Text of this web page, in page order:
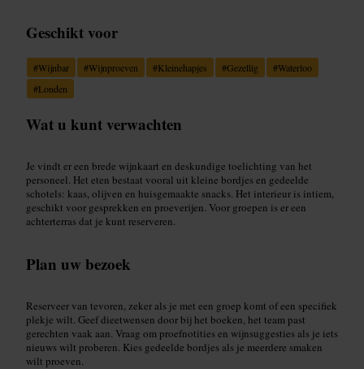
Geschikt voor
#Wijnbar #Wijnproeven #Kleinehapjes #Gezellig #Waterloo
#Londen
Wat u kunt verwachten
Je vindt er een brede wijnkaart en deskundige toelichting van het
personeel. Het eten bestaat vooral uit kleine bordjes en gedeelde
schotels: kaas, olijven en huisgemaakte snacks. Het interieur is intiem,
geschikt voor gesprekken en proeverijen. Voor groepen is er een
achterterras dat je kunt reserveren.
Plan uw bezoek
Reserveer van tevoren, zeker als je met een groep komt of een specifiek
plekje wilt. Geef dieetwensen door bij het boeken, het team past
gerechten vaak aan. Vraag om proefnotities en wijnsuggesties als je iets
nieuws wilt proberen. Kies gedeelde bordjes als je meerdere smaken
wilt proeven.